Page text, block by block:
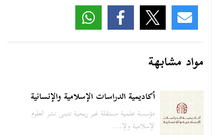
مواد مشابهة
أكاديمية الدراسات الإسلامية والإنسانية
مؤسسة علمية مستقلة غير ربحية تتبنى نشر العلوم
الإسلامية والإ...